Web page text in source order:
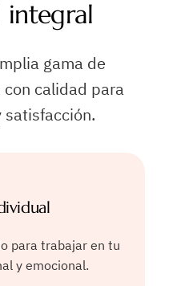
integral
gama de
calidad para
para trabajar en tu
y emocional.